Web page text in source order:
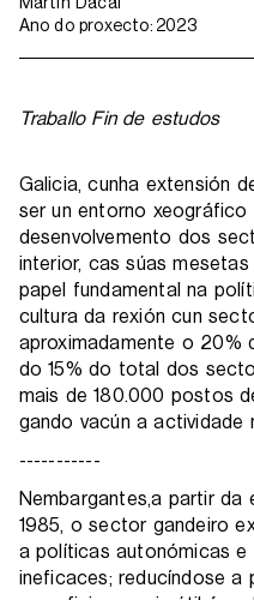
Ano do proxecto: 2023
Traballo Fin de estudos
Galicia, cunha extensión
ser un entorno
desenvolvemento dos
interior, cas súas
papel fundamental na
cultura da rexión cun
aproximadamente o 20%
do 15% do total dos
mais de 180.000 postos
gando vacún a actividade
-----------
Nembargantes,a partir da
1985, o sector gandeiro
a políticas autonómicas e
ineficaces; reducíndose a